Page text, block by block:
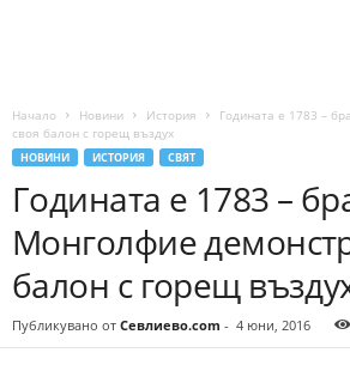
Начало Новини История
Годината е 1783 –
своя балон с горещ въздух
НОВИНИ ИСТОРИЯ СВЯТ
Годината е 1783 –
Монголфие
балон с горещ
Публикувано от Севлиево.com - 4 юни, 2016